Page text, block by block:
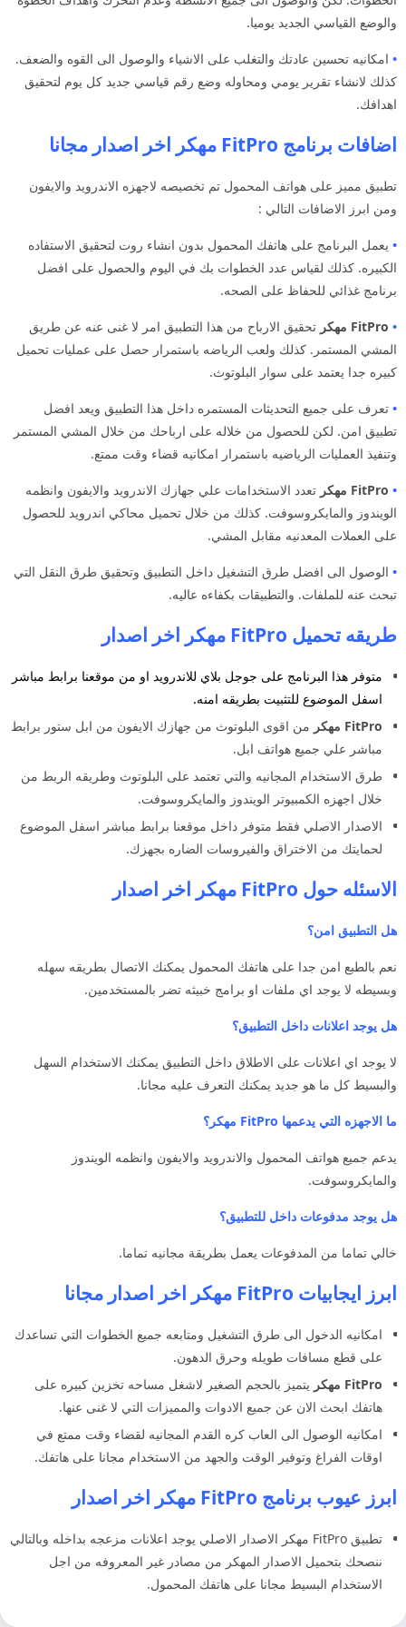
والوضع القياسي الجديد يوميا.
• امكانيه تحسين عادتك والتغلب على الاشياء والوصول الى القوه والضعف.
كذلك لانشاء تقرير يومي ومحاوله وضع رقم قياسي جديد كل يوم لتحقيق
اهدافك.
اضافات برنامج FitPro مهكر اخر اصدار مجانا
تطبيق مميز على هواتف المحمول تم تخصيصه لاجهزه الاندرويد والايفون
ومن ابرز الاضافات التالي :
• يعمل البرنامج على هاتفك المحمول بدون انشاء روت لتحقيق الاستفاده
الكبيره. كذلك لقياس عدد الخطوات بك في اليوم والحصول على افضل
برنامج غذائي للحفاظ على الصحه.
• FitPro مهكر
تحقيق الارباح من هذا التطبيق امر لا غنى عنه عن طريق
المشي المستمر. كذلك ولعب الرياضه باستمرار حصل على عمليات تحميل
كبيره جدا يعتمد على سوار البلوتوث.
• تعرف على جميع التحديثات المستمره داخل هذا التطبيق ويعد افضل
تطبيق امن. لكن للحصول من خلاله على ارباحك من خلال المشي المستمر
وتنفيذ العمليات الرياضيه باستمرار امكانيه قضاء وقت ممتع.
• FitPro مهكر
تعدد الاستخدامات علي جهازك الاندرويد والايفون وانظمه
الويندوز والمايكروسوفت. كذلك من خلال تحميل محاكي اندرويد للحصول
على العملات المعدنيه مقابل المشي.
• الوصول الى افضل طرق التشغيل داخل التطبيق وتحقيق طرق النقل التي
تبحث عنه للملفات. والتطبيقات بكفاءه عاليه.
طريقه تحميل FitPro مهكر اخر اصدار
متوفر هذا البرنامج على جوجل بلاي للاندرويد او من موقعنا برابط مباشر
اسفل الموضوع للتثبيت بطريقه امنه.
FitPro مهكر
من اقوى البلوتوث من جهازك الايفون من ابل ستور برابط
مباشر علي جميع هواتف ابل.
طرق الاستخدام المجانيه والتي تعتمد على البلوتوث وطريقه الربط من
خلال اجهزه الكمبيوتر الويندوز والمايكروسوفت.
الاصدار الاصلي فقط متوفر داخل موقعنا برابط مباشر اسفل الموضوع
لحمايتك من الاختراق والفيروسات الضاره بجهزك.
الاسئله حول FitPro مهكر اخر اصدار
هل التطبيق امن؟
نعم بالطبع امن جدا على هاتفك المحمول يمكنك الاتصال بطريقه سهله
وبسيطه لا يوجد اي ملفات او برامج خبيثه تضر بالمستخدمين.
هل يوجد اعلانات داخل التطبيق؟
لا يوجد اي اعلانات على الاطلاق داخل التطبيق يمكنك الاستخدام السهل
والبسيط كل ما هو جديد يمكنك التعرف عليه مجانا.
ما الاجهزه التي يدعمها FitPro مهكر؟
يدعم جميع هواتف المحمول والاندرويد والايفون وانظمه الويندوز
والمايكروسوفت.
هل يوجد مدفوعات داخل للتطبيق؟
خالي تماما من المدفوعات يعمل بطريقة مجانيه تماما.
ابرز ايجابيات FitPro مهكر اخر اصدار مجانا
امكانيه الدخول الى طرق التشغيل ومتابعه جميع الخطوات التي تساعدك
على قطع مسافات طويله وحرق الدهون.
FitPro مهكر
يتميز بالحجم الصغير لاشغل مساحه تخزين كبيره على
هاتفك ابحث الان عن جميع الادوات والمميزات التي لا غنى عنها.
امكانيه الوصول الى العاب كره القدم المجانيه لقضاء وقت ممتع في
اوقات الفراغ وتوفير الوقت والجهد من الاستخدام مجانا على هاتفك.
ابرز عيوب برنامج FitPro مهكر اخر اصدار
تطبيق FitPro مهكر الاصدار الاصلي يوجد اعلانات مزعجه بداخله وبالتالي
ننصحك بتحميل الاصدار المهكر من مصادر غير المعروفه من اجل
الاستخدام البسيط مجانا على هاتفك المحمول.